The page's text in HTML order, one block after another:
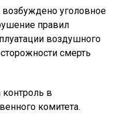
уголовное
правил
воздушного
смерть
в
комитета.